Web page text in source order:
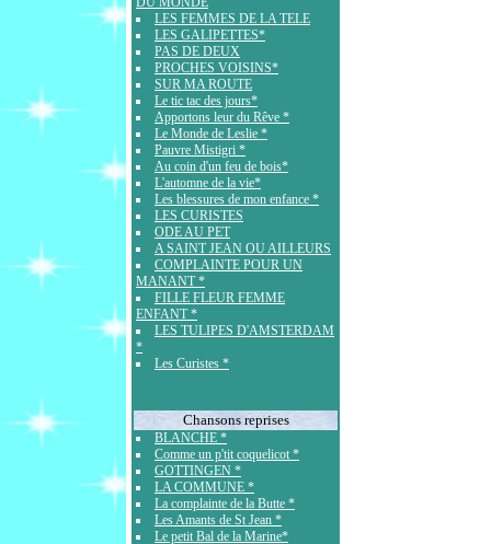
LES FEMMES DE LA TELE
LES GALIPETTES*
PAS DE DEUX
PROCHES VOISINS*
SUR MA ROUTE
Le tic tac des jours*
Apportons leur du Rêve *
Le Monde de Leslie *
Pauvre Mistigri *
Au coin d'un feu de bois*
L'automne de la vie*
Les blessures de mon enfance *
LES CURISTES
ODE AU PET
A SAINT JEAN OU AILLEURS
COMPLAINTE POUR UN
MANANT *
FILLE FLEUR FEMME
ENFANT *
LES TULIPES D'AMSTERDAM
*
Les Curistes *
Chansons reprises
BLANCHE *
Comme un p'tit coquelicot *
GOTTINGEN *
LA COMMUNE *
La complainte de la Butte *
Les Amants de St Jean *
Le petit Bal de la Marine*